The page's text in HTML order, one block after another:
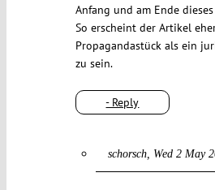
- Reply
Anfang und am Ende
So erscheint der Artikel
Propagandastück als ein
zu sein.
schorsch Wed 2 May